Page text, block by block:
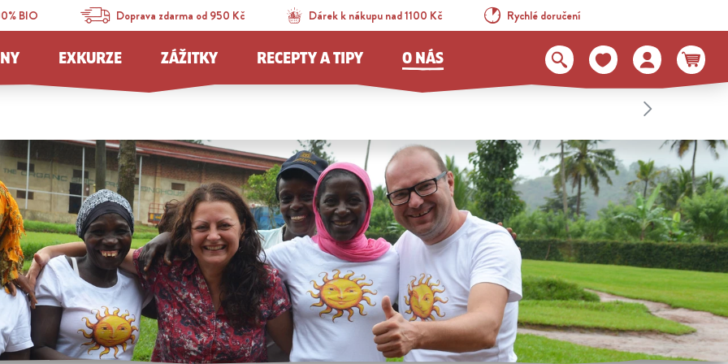
BIO Doprava zdarma od 950 Kč Dárek k nákupu nad 1100 Kč Rychlé doručení
EXKURZE ZÁŽITKY RECEPTY A TIPY O NÁS